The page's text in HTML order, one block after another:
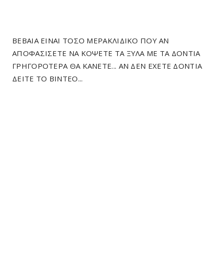
ΒΕΒΑΙΑ ΕΙΝΑΙ ΤΟΣΟ ΜΕΡΑΚΛΙΔΙΚΟ ΠΟΥ ΑΝ
ΑΠΟΦΑΣΙΣΕΤΕ ΝΑ ΚΟΨΕΤΕ ΤΑ ΞΥΛΑ ΜΕ ΤΑ ΔΟΝΤΙΑ
ΓΡΗΓΟΡΟΤΕΡΑ ΘΑ ΚΑΝΕΤΕ... ΑΝ ΔΕΝ ΕΧΕΤΕ ΔΟΝΤΙΑ
ΔΕΙΤΕ ΤΟ ΒΙΝΤΕΟ...